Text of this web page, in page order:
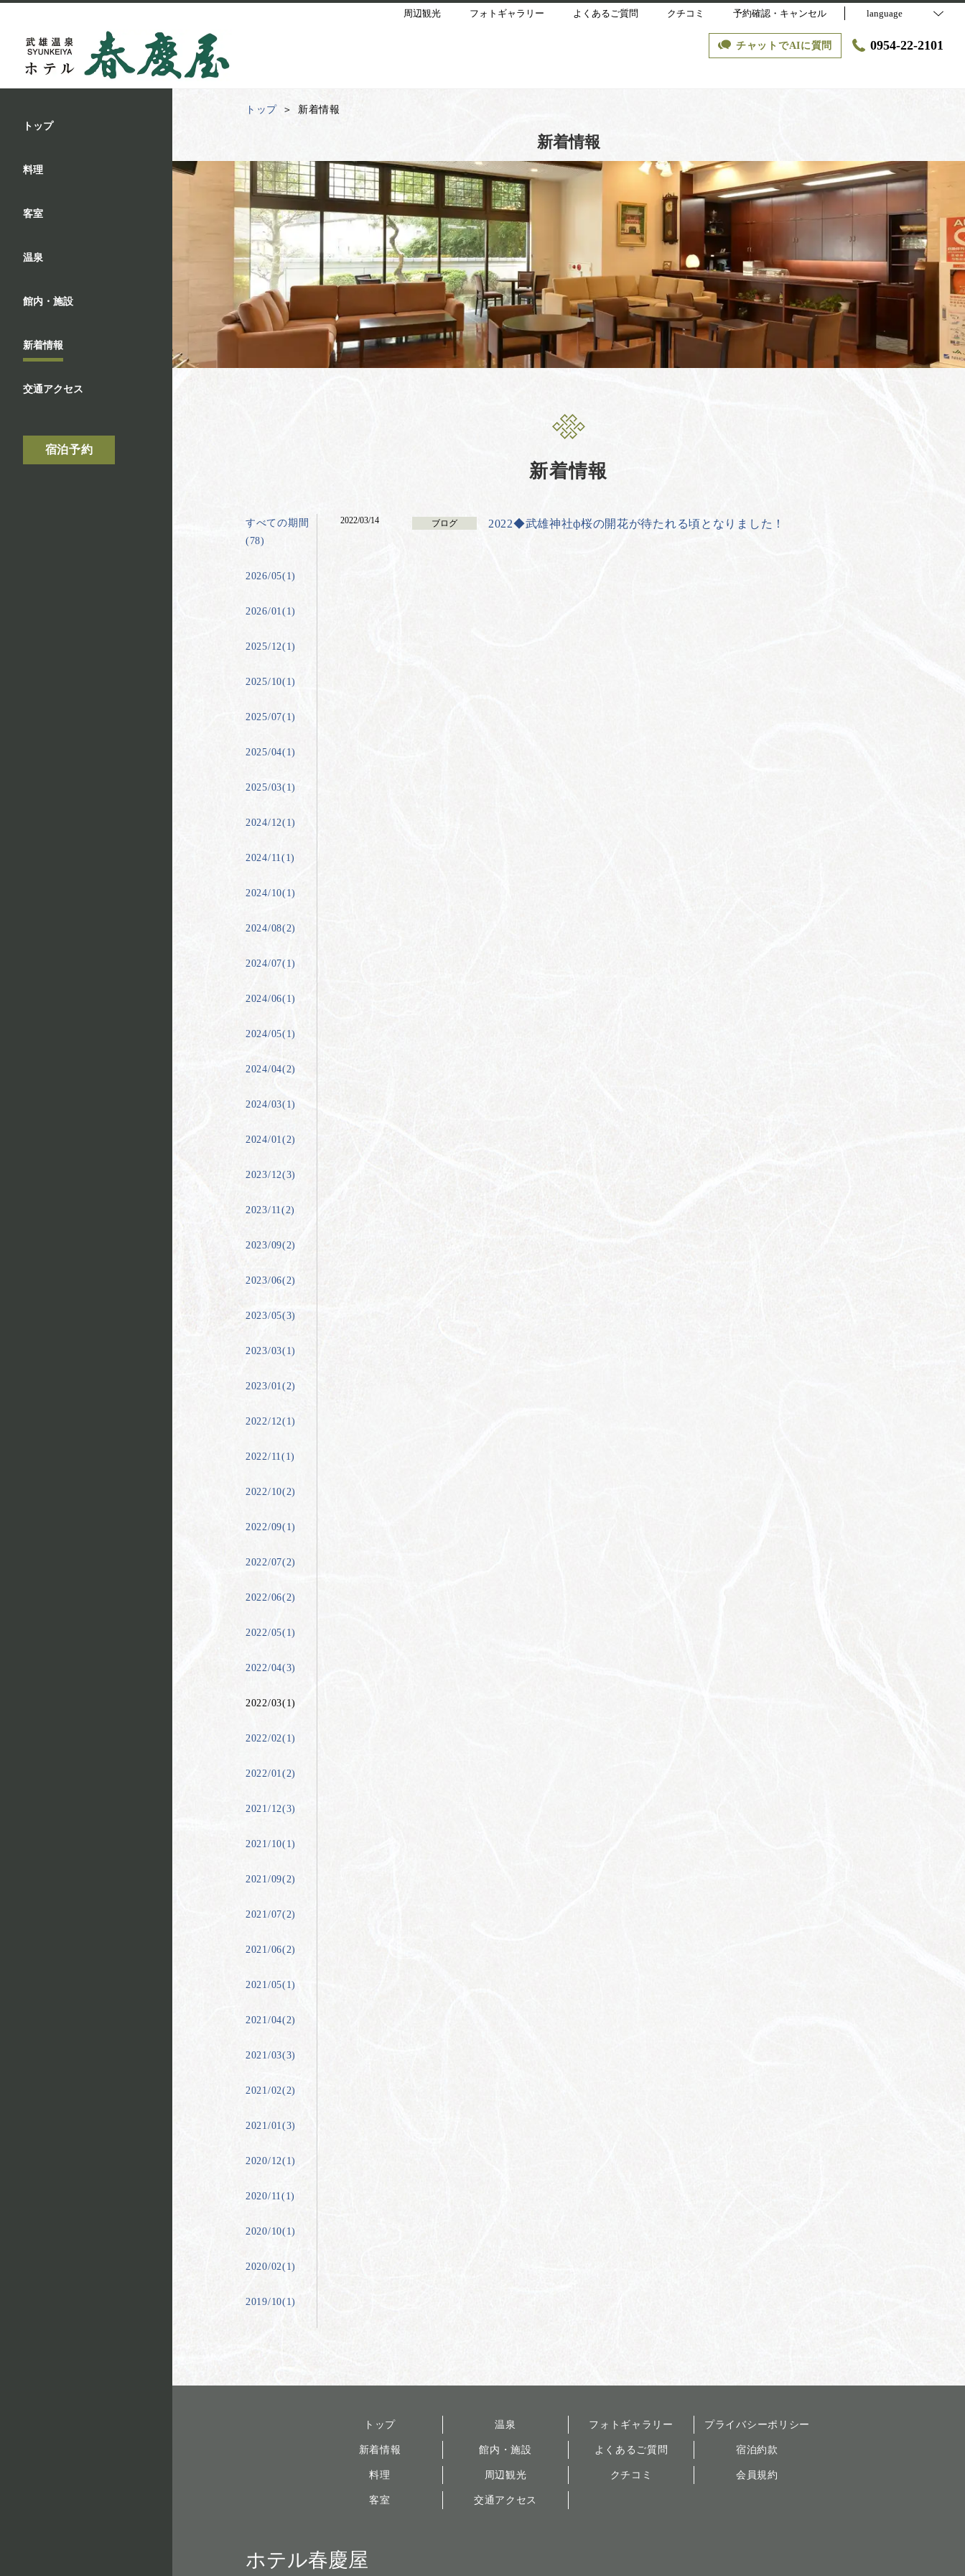
周辺観光 フォトギャラリー よくあるご質問 クチコミ 予約確認・キャンセル language
チャットでAIに質問 0954-22-2101
トップ
料理
客室
温泉
館内・施設
新着情報
交通アクセス
宿泊予約
トップ 新着情報
新着情報
新着情報
すべての期間
(78)
2026/05(1)
2026/01(1)
2025/12(1)
2025/10(1)
2025/07(1)
2025/04(1)
2025/03(1)
2024/12(1)
2024/11(1)
2024/10(1)
2024/08(2)
2024/07(1)
2024/06(1)
2024/05(1)
2024/04(2)
2024/03(1)
2024/01(2)
2023/12(3)
2023/11(2)
2023/09(2)
2023/06(2)
2023/05(3)
2023/03(1)
2023/01(2)
2022/12(1)
2022/11(1)
2022/10(2)
2022/09(1)
2022/07(2)
2022/06(2)
2022/05(1)
2022/04(3)
2022/03(1)
2022/02(1)
2022/01(2)
2021/12(3)
2021/10(1)
2021/09(2)
2021/07(2)
2021/06(2)
2021/05(1)
2021/04(2)
2021/03(3)
2021/02(2)
2021/01(3)
2020/12(1)
2020/11(1)
2020/10(1)
2020/02(1)
2019/10(1)
2022/03/14 ブログ 2022◆武雄神社ф桜の開花が待たれる頃となりました！
トップ
新着情報
料理
客室
温泉
館内・施設
周辺観光
交通アクセス
フォトギャラリー
よくあるご質問
クチコミ
プライバシーポリシー
宿泊約款
会員規約
ホテル春慶屋